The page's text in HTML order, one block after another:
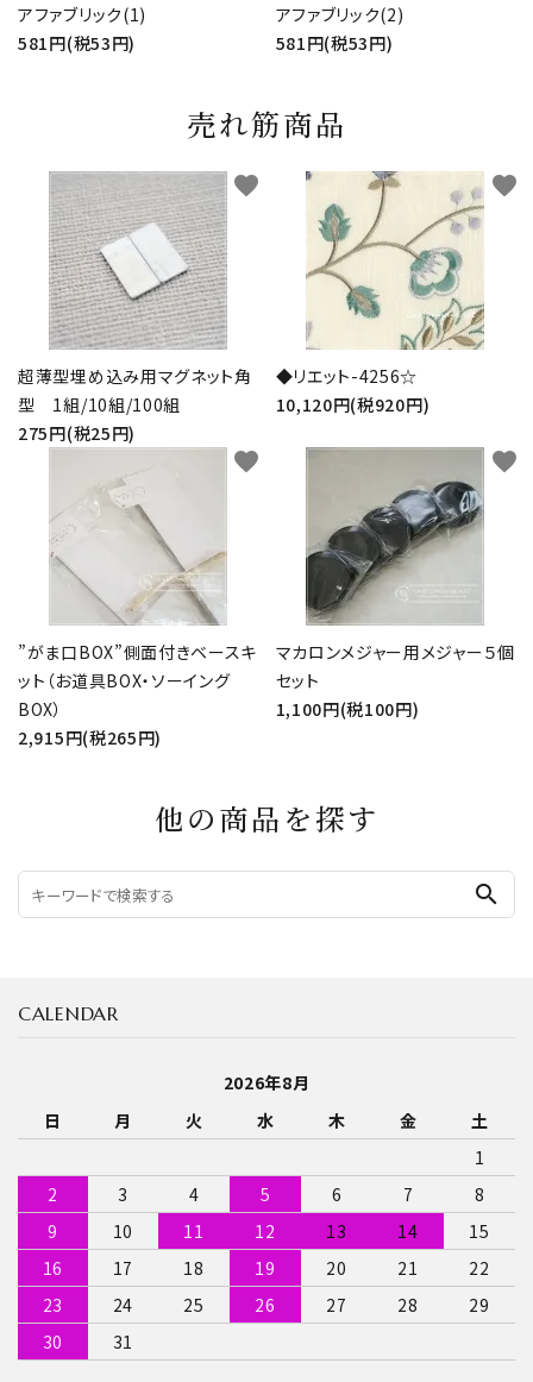
アファブリック(1)
581円(税53円)
アファブリック(2)
581円(税53円)
売れ筋商品
超薄型埋め込み用マグネット角
型 1組/10組/100組
275円(税25円)
favorite
◆リエット-4256☆
10,120円(税920円)
favorite
”がま口BOX”側面付きベースキ
ット（お道具BOX・ソーイング
BOX）
2,915円(税265円)
favorite
マカロンメジャー用メジャー５個
セット
1,100円(税100円)
favorite
他の商品を探す
search
CALENDAR
2026年8月
日
月 火 水 木 金
土
1
2
3 4 5 6 7
8
9
10 11 12 13 14
15
16
17 18 19 20 21
22
23
24 25 26 27 28
29
30
31